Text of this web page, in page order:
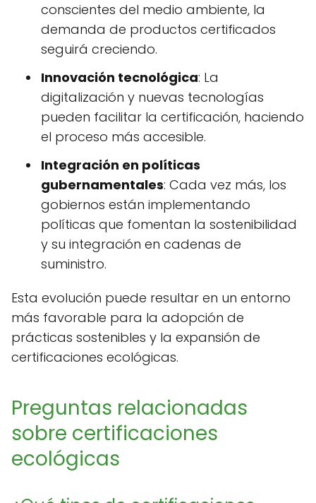
conscientes del medio ambiente, la
demanda de productos certificados
seguirá creciendo.
Innovación tecnológica: La
digitalización y nuevas tecnologías
pueden facilitar la certificación, haciendo
el proceso más accesible.
Integración en políticas
gubernamentales: Cada vez más, los
gobiernos están implementando
políticas que fomentan la sostenibilidad
y su integración en cadenas de
suministro.
Esta evolución puede resultar en un entorno
más favorable para la adopción de
prácticas sostenibles y la expansión de
certificaciones ecológicas.
Preguntas relacionadas
sobre certificaciones
ecológicas